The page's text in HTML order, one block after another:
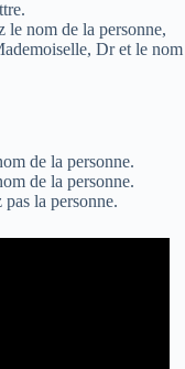
le nom de la personne,
Dr et le nom
de la personne.
de la personne.
la personne.